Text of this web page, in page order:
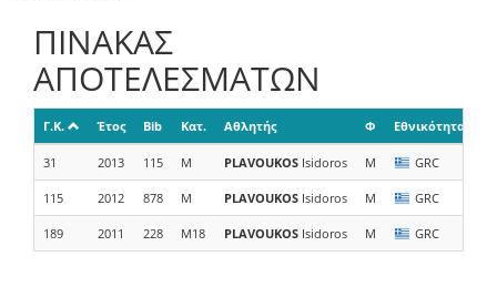
ΠΙΝΑΚΑΣ
ΑΠΟΤΕΛΕΣΜΑΤΩΝ
Γ.Κ. Έτος Bib Κατ. Αθλητής Φ Εθνικότητα
31 2013 115 M PLAVOUKOS Isidoros M GRC
115 2012 878 M PLAVOUKOS Isidoros M GRC
189 2011 228 M18 PLAVOUKOS Isidoros M GRC